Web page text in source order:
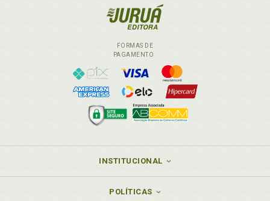
FORMAS DE
PAGAMENTO
INSTITUCIONAL
POLÍTICAS